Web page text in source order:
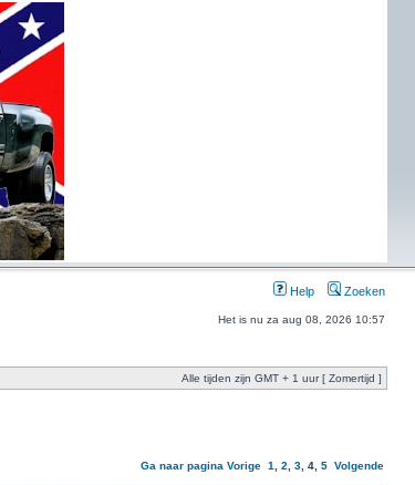
Help Zoeken
Het is nu za aug 08, 2026 10:57
Alle tijden zijn GMT + 1 uur [ Zomertijd ]
Ga naar pagina Vorige 1 2 3 4 5 Volgende